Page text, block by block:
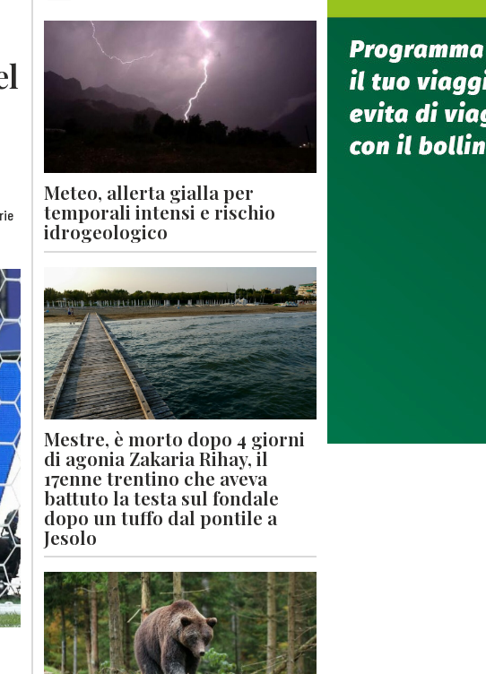
Meteo, allerta gialla per
temporali intensi e rischio
idrogeologico
Mestre, è morto dopo 4 giorni
di agonia Zakaria Rihay, il
17enne trentino che aveva
battuto la testa sul fondale
dopo un tuffo dal pontile a
Jesolo